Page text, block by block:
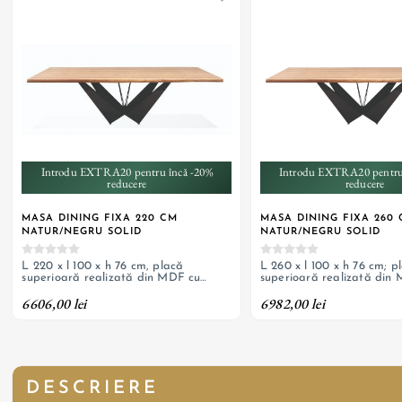
Introdu EXTRA20 pentru încă -20%
reducere
MASA DINING FIXA 220 CM
NATUR/NEGRU SOLID
L 220 x l 100 x h 76 cm, placă
superioară realizată din MDF cu
grosime de 4 cm; picior metalic negru
6606,00 lei
Introdu EXTRA20
reducere
MASA DINING FIXA 260
NATUR/NEGRU SOLID
L 260 x l 100 x h 76 cm;
superioară realizată din
bordură; picior metalic
finisaj negru
6982,00 lei
DESCRIERE